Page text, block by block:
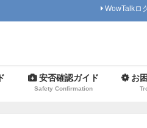
WowTalkロ
安否確認ガイド
Safety Confirmation
お